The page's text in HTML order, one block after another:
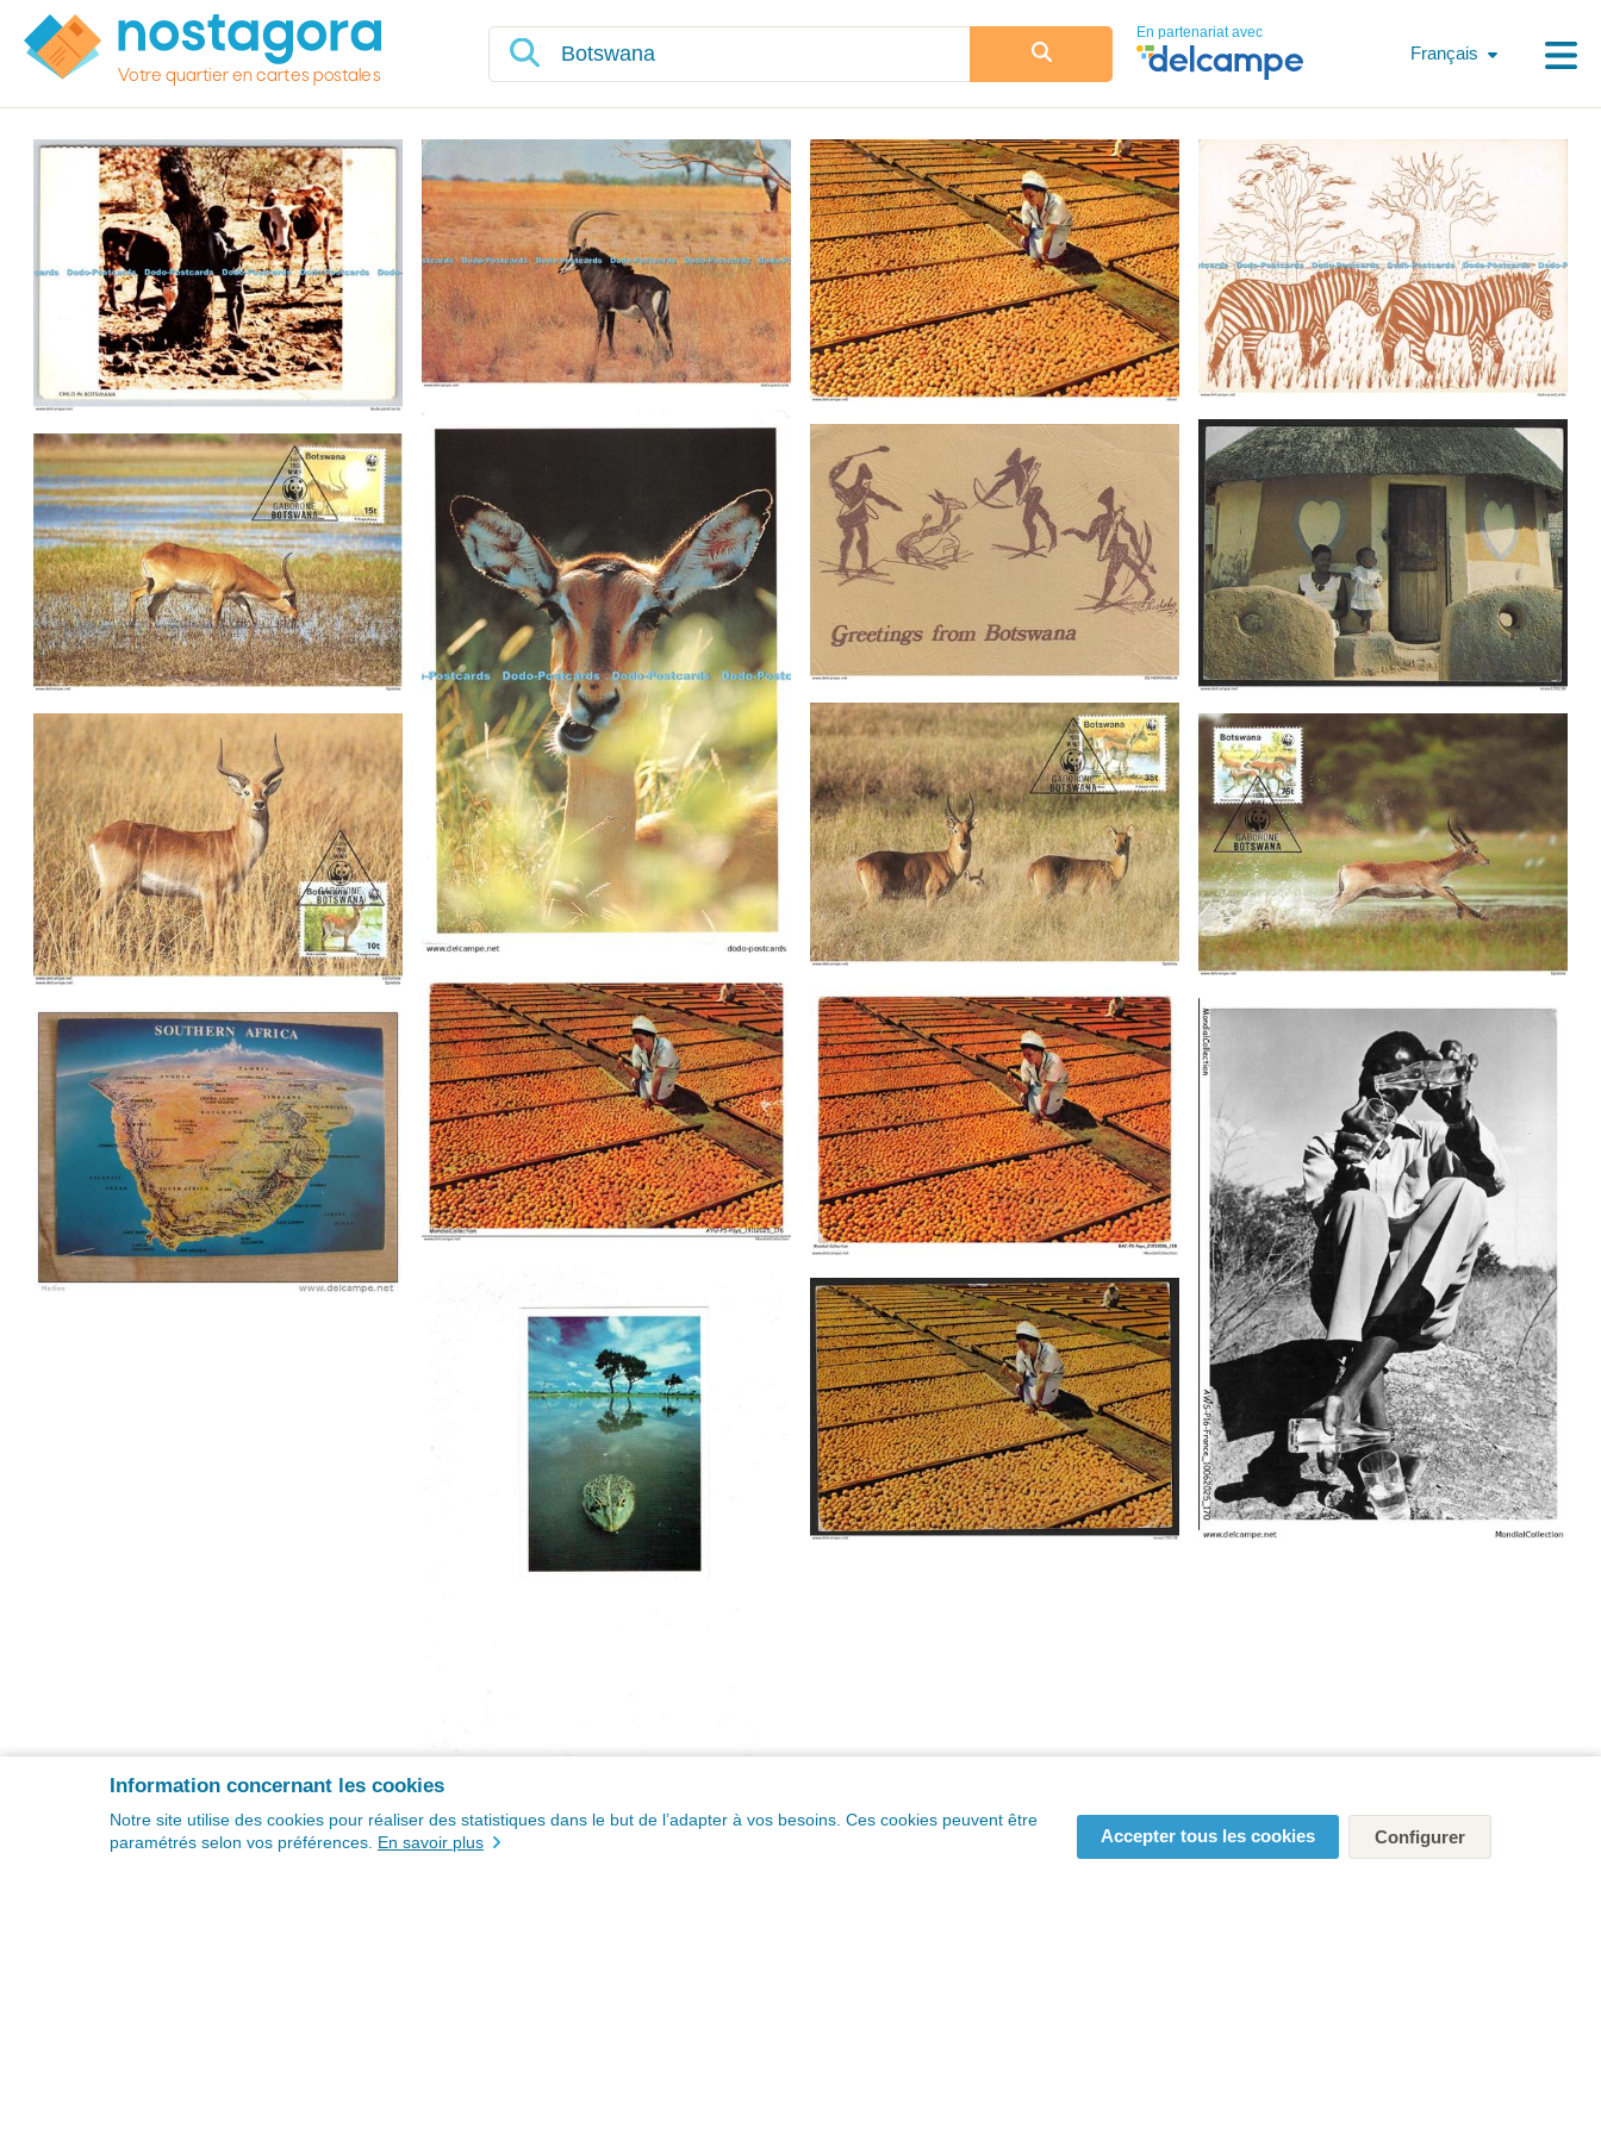
Votre quartier en cartes postales
En partenariat avec
Français
Information concernant les cookies
Notre site utilise des cookies pour réaliser des statistiques dans le but de l’adapter à vos besoins. Ces cookies peuvent être
paramétrés selon vos préférences. En savoir plus Accepter tous les cookies Configurer